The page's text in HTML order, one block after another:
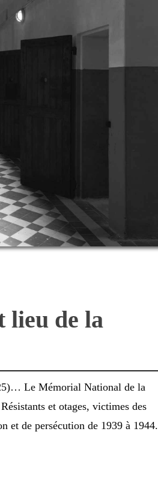
lieu de la
Le Mémorial National de la
et otages, victimes des
et de persécution de 1939 à 1944.